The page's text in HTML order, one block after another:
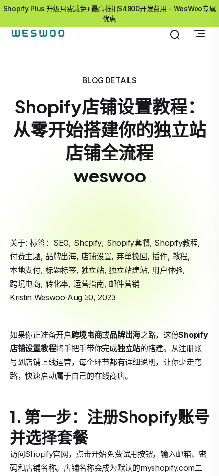
Shopify Plus 升级月费减免+最高抵扣$4800开发费用 - WesWoo专属
优惠
BLOG DETAILS
Shopify店铺设置教程：
从零开始搭建你的独立站
店铺全流程
weswoo
关于: 标签： SEO, Shopify, Shopify套餐, Shopify教程,
付费主题, 品牌出海, 店铺设置,弃单挽回,插件, 教程,
本地支付, 标题标签, 独立站, 独立站建站, 用户体验,
跨境电商, 转化率, 运营指南, 邮件营销
Kristin Weswoo Aug 30, 2023
如果你正准备开启跨境电商或品牌出海之路，这份Shopify
店铺设置教程将手把手带你完成独立站的搭建。从注册账
号到店铺上线运营，每个环节都有详细说明，让你少走弯
路，快速启动属于自己的在线商店。
1. 第一步：注册Shopify账号
并选择套餐
访问Shopify官网，点击开始免费试用按钮，输入邮箱、密
码和店铺名称。店铺名称会成为默认的myshopify.com二